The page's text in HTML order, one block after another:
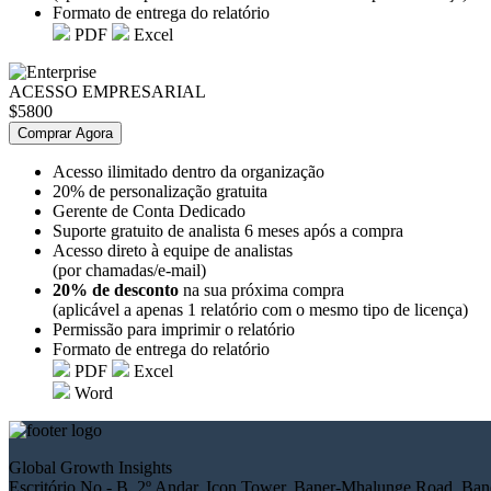
Formato de entrega do relatório
PDF
Excel
ACESSO EMPRESARIAL
$5800
Comprar Agora
Acesso ilimitado dentro da organização
20% de personalização gratuita
Gerente de Conta Dedicado
Suporte gratuito de analista 6 meses após a compra
Acesso direto à equipe de analistas
(por chamadas/e-mail)
20% de desconto na sua próxima compra
(aplicável a apenas 1 relatório com o mesmo tipo de licença)
Permissão para imprimir o relatório
Formato de entrega do relatório
PDF
Excel
Word
Global Growth Insights
Escritório No.- B, 2º Andar, Icon Tower, Baner-Mhalunge Road,